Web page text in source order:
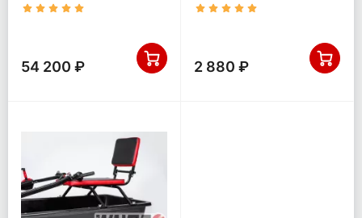
РУЧЕК, ПЛАСТИКОВЫЕ
54 200 ₽ 2 880 ₽